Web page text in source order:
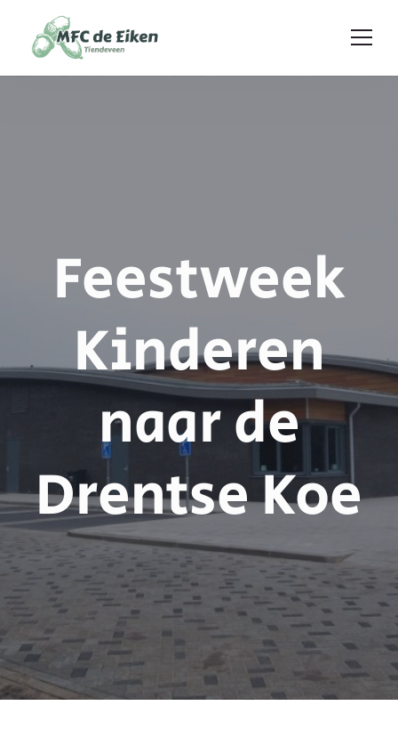
Ga naar de inhoud
Feestweek
Kinderen
naar de
Drentse Koe